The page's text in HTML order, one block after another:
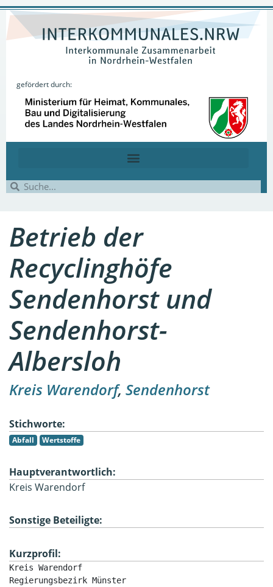
gefördert durch:
Betrieb der
Recyclinghöfe
Sendenhorst und
Sendenhorst-
Albersloh
Kreis Warendorf, Sendenhorst
Stichworte:
Abfall Wertstoffe
Hauptverantwortlich:
Kreis Warendorf
Sonstige Beteiligte:
Kurzprofil:
Kreis Warendorf
Regierungsbezirk Münster